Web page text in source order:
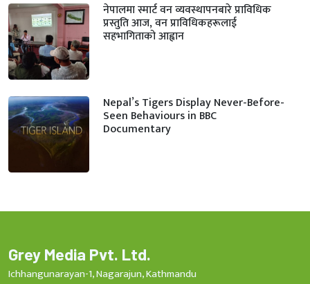
नेपालमा स्मार्ट वन व्यवस्थापनबारे प्राविधिक
प्रस्तुति आज, वन प्राविधिकहरूलाई
सहभागिताको आह्वान
Nepal’s Tigers Display Never-Before-
Seen Behaviours in BBC
Documentary
Grey Media Pvt. Ltd.
Ichhangunarayan-1, Nagarajun, Kathmandu